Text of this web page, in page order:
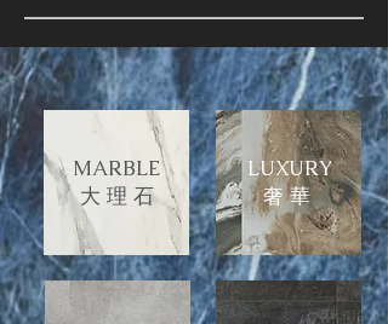
MARBLE
大 理 石
LUXURY
​奢 華